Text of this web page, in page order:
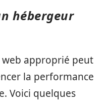
hébergeur
web approprié peut
la performance
Voici quelques